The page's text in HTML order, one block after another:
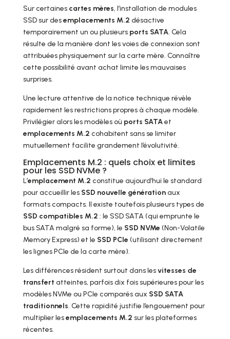
Sur certaines cartes mères, l’installation de modules
SSD sur desemplacements M.2 désactive
temporairement un ou plusieurs ports SATA. Cela
résulte de la manière dont les voies de connexion sont
attribuées physiquement sur la carte mère. Connaître
cette possibilité avant achat limite les mauvaises
surprises.
Une lecture attentive de la notice technique révèle
rapidement les restrictions propres à chaque modèle.
Privilégier alors les modèles où ports SATAet
emplacements M.2 cohabitent sans se limiter
mutuellement facilite grandement l’évolutivité.
Emplacements M.2 : quels choix et limites
pour les SSD NVMe ?
L’emplacement M.2 constitue aujourd’hui le standard
pour accueillir les SSD nouvelle générationaux
formats compacts. Il existe toutefois plusieurs types de
SSD compatibles M.2 : le SSD SATA (qui emprunte le
bus SATA malgré sa forme), le SSD NVMe (Non-Volatile
Memory Express) et le SSD PCIe (utilisant directement
les lignes PCIe de la carte mère).
Les différences résident surtout dans lesvitesses de
transfert atteintes, parfois dix fois supérieures pour les
modèles NVMe ou PCIe comparés aux SSD SATA
traditionnels. Cette rapidité justifie l’engouement pour
multiplier lesemplacements M.2 sur les plateformes
récentes.